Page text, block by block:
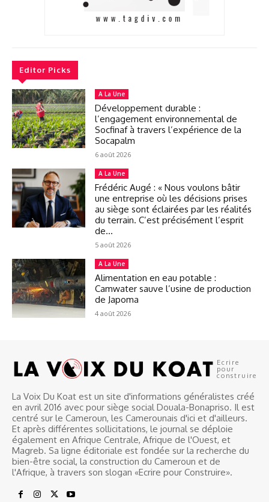
Editor Picks
A La Une
Développement durable :
l’engagement environnemental de
Socfinaf à travers l’expérience de la
Socapalm
6 août 2026
A La Une
Frédéric Augé : « Nous voulons bâtir
une entreprise où les décisions prises
au siège sont éclairées par les réalités
du terrain. C’est précisément l’esprit
de...
5 août 2026
A La Une
Alimentation en eau potable :
Camwater sauve l’usine de production
de Japoma
4 août 2026
Ecrire
pour
construire
La Voix Du Koat est un site d'informations généralistes créé
en avril 2016 avec pour siège social Douala-Bonapriso. Il est
centré sur le Cameroun, les Camerounais d'ici et d'ailleurs.
Et après différentes sollicitations, le journal se déploie
également en Afrique Centrale, Afrique de l'Ouest, et
Magreb. Sa ligne éditoriale est fondée sur la recherche du
bien-être social, la construction du Cameroun et de
l'Afrique, à travers son slogan «Ecrire pour Construire».